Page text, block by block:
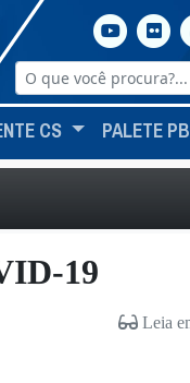
CS PALETE
19
Leia